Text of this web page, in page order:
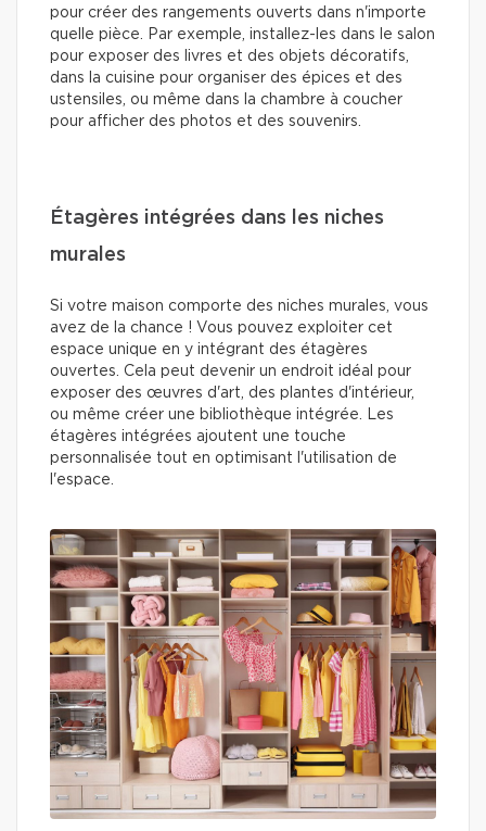
pour créer des rangements ouverts dans n'importe
quelle pièce. Par exemple, installez-les dans le salon
pour exposer des livres et des objets décoratifs,
dans la cuisine pour organiser des épices et des
ustensiles, ou même dans la chambre à coucher
pour afficher des photos et des souvenirs.
Étagères intégrées dans les niches
murales
Si votre maison comporte des niches murales, vous
avez de la chance ! Vous pouvez exploiter cet
espace unique en y intégrant des étagères
ouvertes. Cela peut devenir un endroit idéal pour
exposer des œuvres d'art, des plantes d'intérieur,
ou même créer une bibliothèque intégrée. Les
étagères intégrées ajoutent une touche
personnalisée tout en optimisant l'utilisation de
l'espace.